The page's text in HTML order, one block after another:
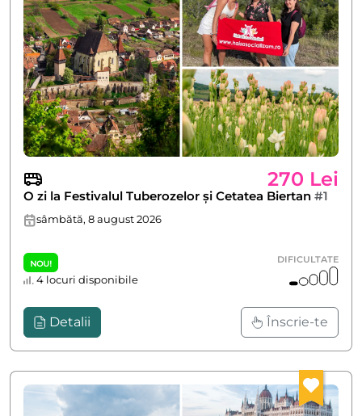
270 Lei
O zi la Festivalul Tuberozelor și Cetatea Biertan #1
sâmbătă, 8 august 2026
NOU!
4 locuri disponibile
DIFICULTATE
Detalii Înscrie-te